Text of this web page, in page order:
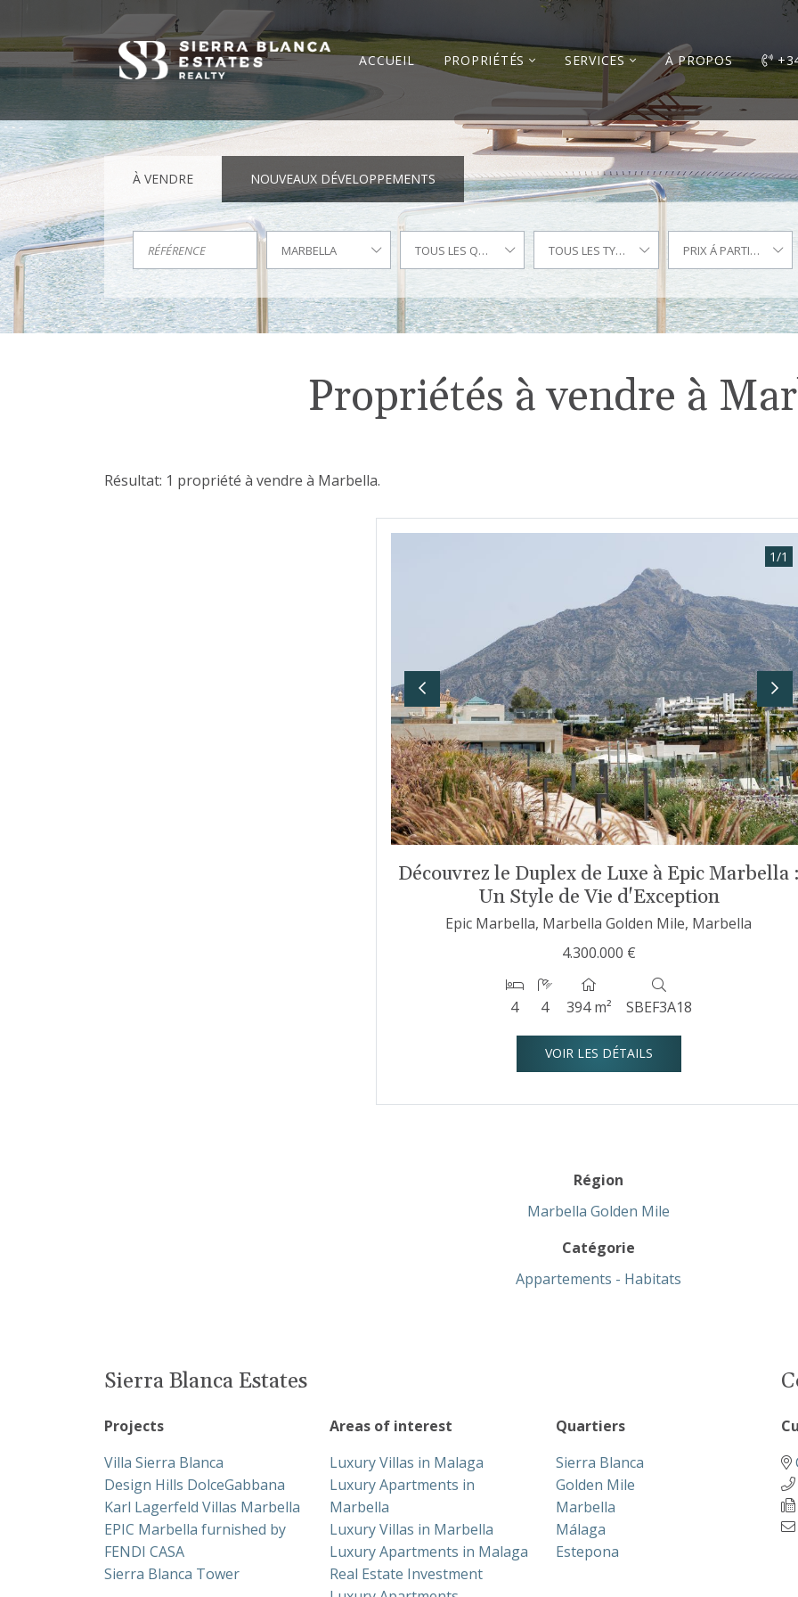
ACCUEIL PROPRIÉTÉS SERVICES À PROPOS
À VENDRE NOUVEAUX DÉVELOPPEMENTS
MARBELLA TOUS LES QUARTIERS TOUS LES TYPES PRIX Á PARTIR DE
Propriétés à vendre à
Résultat: 1 propriété à vendre à Marbella.
Previous
1/1
Découvrez le Duplex de Luxe à Epic Marbella
Un Style de Vie d'Exception
Epic Marbella, Marbella Golden Mile, Marbella
4.300.000 €
4 4 394 m² SBEF3A18
VOIR LES DÉTAILS
Région
Marbella Golden Mile
Catégorie
Appartements - Habitats
Sierra Blanca Estates
Projects
Villa Sierra Blanca
Design Hills DolceGabbana
Karl Lagerfeld Villas Marbella
EPIC Marbella furnished by
FENDI CASA
Sierra Blanca Tower
Areas of interest
Luxury Villas in Malaga
Luxury Apartments in
Marbella
Luxury Villas in Marbella
Luxury Apartments in Malaga
Real Estate Investment
Quartiers
Sierra Blanca
Golden Mile
Marbella
Málaga
Estepona